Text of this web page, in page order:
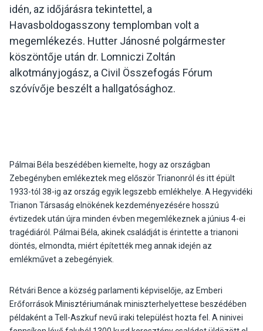
idén, az időjárásra tekintettel, a
Havasboldogasszony templomban volt a
megemlékezés. Hutter Jánosné polgármester
köszöntője után dr. Lomniczi Zoltán
alkotmányjogász, a Civil Összefogás Fórum
szóvívője beszélt a hallgatósághoz.
Pálmai Béla beszédében kiemelte, hogy az országban
Zebegényben emlékeztek meg először Trianonról és itt épült
1933-tól 38-ig az ország egyik legszebb emlékhelye. A Hegyvidéki
Trianon Társaság elnökének kezdeményezésére hosszú
évtizedek után újra minden évben megemlékeznek a június 4-ei
tragédiáról. Pálmai Béla, akinek családját is érintette a trianoni
döntés, elmondta, miért építették meg annak idején az
emlékművet a zebegényiek.
Rétvári Bence a község parlamenti képviselője, az Emberi
Erőforrások Minisztériumának miniszterhelyettese beszédében
példaként a Tell-Aszkuf nevű iraki települést hozta fel. A ninivei